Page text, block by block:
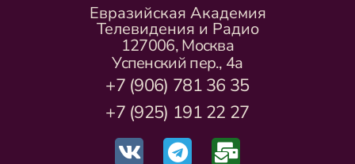
Евразийская Академия
Телевидения и Радио
127006, Москва
Успенский пер., 4а
+7 (906) 781 36 35
+7 (925) 191 22 27